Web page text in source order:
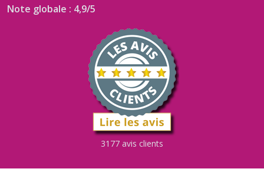
Note globale : 4,9/5
3177 avis clients